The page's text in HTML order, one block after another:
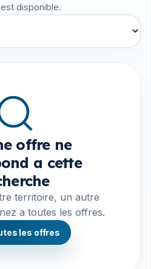
disponible.
offre ne
a cette
territoire, un autre
a toutes les offres.
les offres